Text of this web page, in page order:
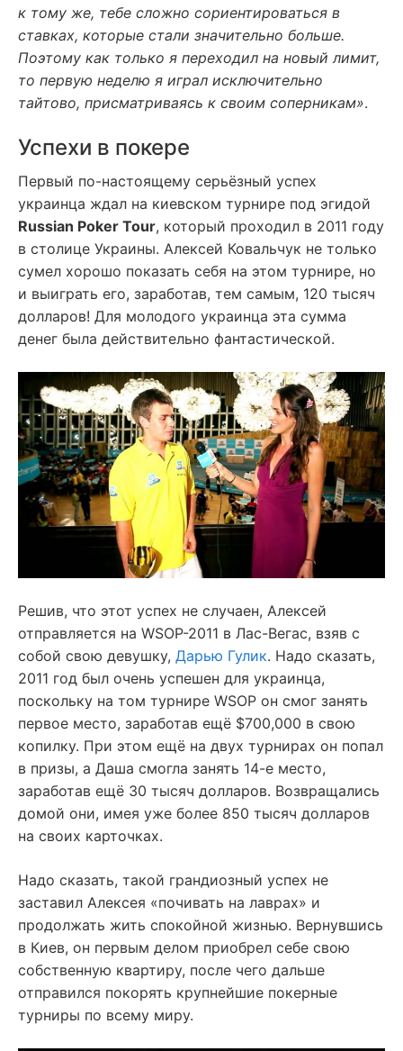
к тому же, тебе сложно сориентироваться в
ставках, которые стали значительно больше.
Поэтому как только я переходил на новый лимит,
то первую неделю я играл исключительно
тайтово, присматриваясь к своим соперникам».
Успехи в покере
Первый по-настоящему серьёзный успех
украинца ждал на киевском турнире под эгидой
Russian Poker Tour, который проходил в 2011 году
в столице Украины. Алексей Ковальчук не только
сумел хорошо показать себя на этом турнире, но
и выиграть его, заработав, тем самым, 120 тысяч
долларов! Для молодого украинца эта сумма
денег была действительно фантастической.
Решив, что этот успех не случаен, Алексей
отправляется на WSOP-2011 в Лас-Вегас, взяв с
собой свою девушку, Дарью Гулик. Надо сказать,
2011 год был очень успешен для украинца,
поскольку на том турнире WSOP он смог занять
первое место, заработав ещё $700,000 в свою
копилку. При этом ещё на двух турнирах он попал
в призы, а Даша смогла занять 14-е место,
заработав ещё 30 тысяч долларов. Возвращались
домой они, имея уже более 850 тысяч долларов
на своих карточках.
Надо сказать, такой грандиозный успех не
заставил Алексея «почивать на лаврах» и
продолжать жить спокойной жизнью. Вернувшись
в Киев, он первым делом приобрел себе свою
собственную квартиру, после чего дальше
отправился покорять крупнейшие покерные
турниры по всему миру.